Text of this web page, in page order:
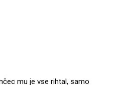
mu je vse rihtal, samo